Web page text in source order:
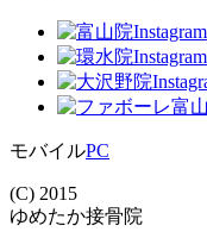
モバイルPC
(C) 2015
ゆめたか接骨院